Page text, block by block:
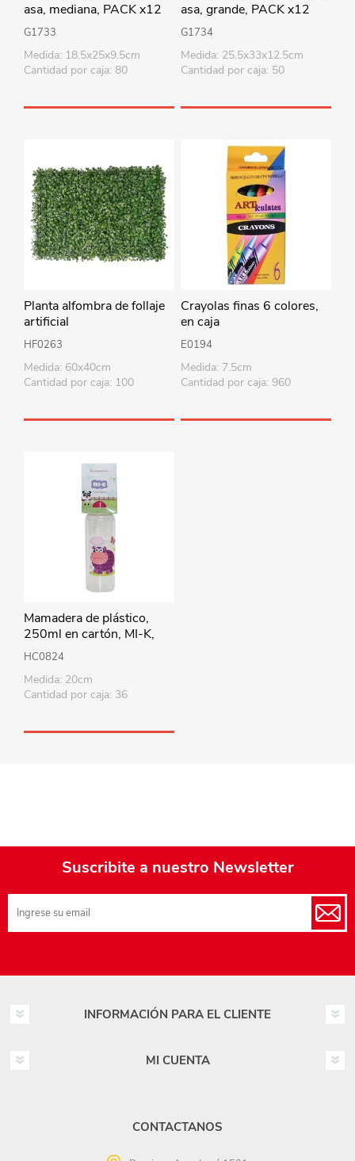
asa, mediana, PACK x12
G1733
Medida: 18.5x25x9.5cm
Cantidad por caja: 80
asa, grande, PACK x12
G1734
Medida: 25.5x33x12.5cm
Cantidad por caja: 50
Planta alfombra de follaje
artificial
HF0263
Medida: 60x40cm
Cantidad por caja: 100
Crayolas finas 6 colores,
en caja
E0194
Medida: 7.5cm
Cantidad por caja: 960
Mamadera de plástico,
250ml en cartón, MI-K,
varios diseños
HC0824
Medida: 20cm
Cantidad por caja: 36
Suscribite a nuestro Newsletter
INFORMACIÓN PARA EL CLIENTE
MI CUENTA
CONTACTANOS